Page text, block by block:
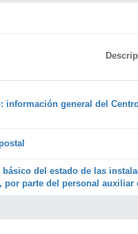
información general del
del estado de las
por parte del personal auxiliar